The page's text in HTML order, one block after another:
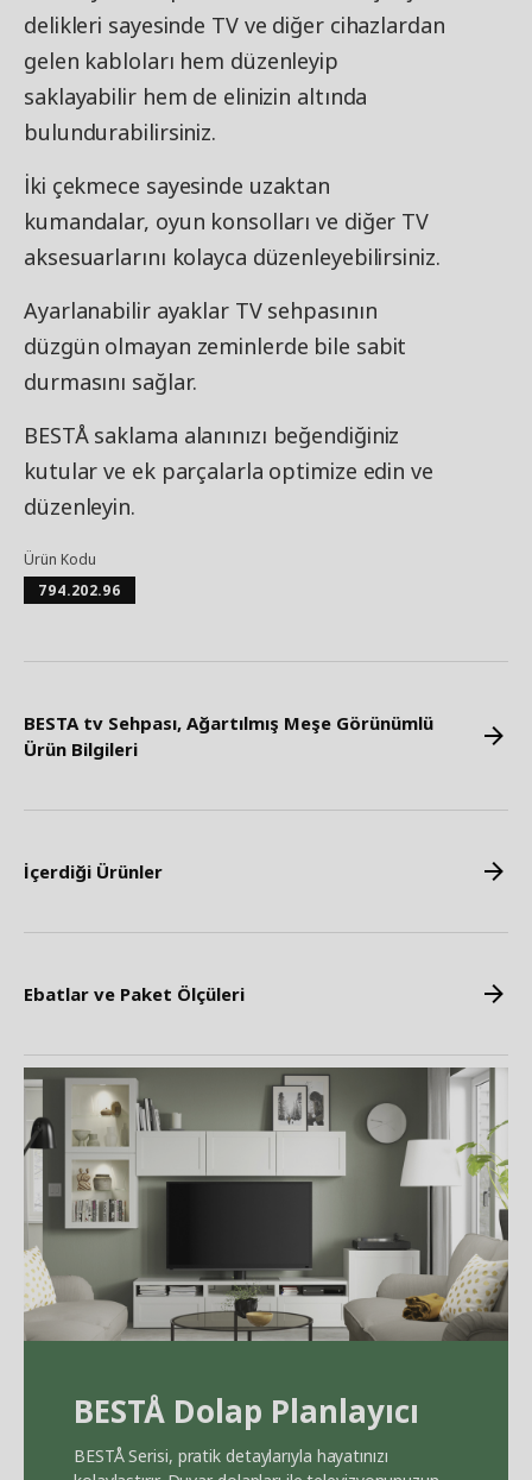
delikleri sayesinde TV ve diğer cihazlardan
gelen kabloları hem düzenleyip
saklayabilir hem de elinizin altında
bulundurabilirsiniz.
İki çekmece sayesinde uzaktan
kumandalar, oyun konsolları ve diğer TV
aksesuarlarını kolayca düzenleyebilirsiniz.
Ayarlanabilir ayaklar TV sehpasının
düzgün olmayan zeminlerde bile sabit
durmasını sağlar.
BESTÅ saklama alanınızı beğendiğiniz
kutular ve ek parçalarla optimize edin ve
düzenleyin.
Ürün Kodu
794.202.96
BESTA tv Sehpası, Ağartılmış Meşe Görünümlü
Ürün Bilgileri
İçerdiği Ürünler
Ebatlar ve Paket Ölçüleri
BESTÅ Dolap Planlayıcı
BESTÅSerisi, pratik detaylarıyla hayatınızı